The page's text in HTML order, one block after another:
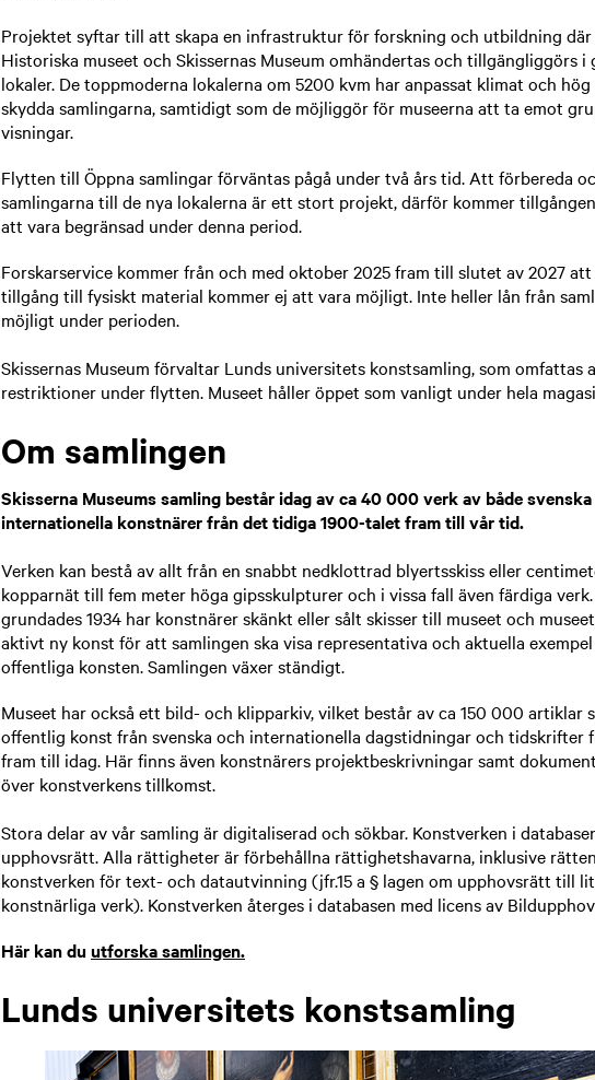
Projektet syftar till att skapa en infrastruktur för forskning och utbildning där
Historiska museet och Skissernas Museum omhändertas och tillgängliggörs i
lokaler. De toppmoderna lokalerna om 5200 kvm har anpassat klimat och
skydda samlingarna, samtidigt som de möjliggör för museerna att ta emot
visningar.
Flytten till Öppna samlingar förväntas pågå under två års tid. Att förbereda
samlingarna till de nya lokalerna är ett stort projekt, därför kommer
att vara begränsad under denna period.
Forskarservice kommer från och med oktober 2025 fram till slutet av 2027 att
tillgång till fysiskt material kommer ej att vara möjligt. Inte heller lån från
möjligt under perioden.
Skissernas Museum förvaltar Lunds universitets konstsamling, som omfattas
restriktioner under flytten. Museet håller öppet som vanligt under hela
Om samlingen
Skisserna Museums samling består idag av ca 40 000 verk av både
internationella konstnärer från det tidiga 1900-talet fram till vår tid.
Verken kan bestå av allt från en snabbt nedklottrad blyertsskiss eller
kopparnät till fem meter höga gipsskulpturer och i vissa fall även färdiga verk.
grundades 1934 har konstnärer skänkt eller sålt skisser till museet och
aktivt ny konst för att samlingen ska visa representativa och aktuella
offentliga konsten. Samlingen växer ständigt.
Museet har också ett bild- och klipparkiv, vilket består av ca 150 000 artiklar
offentlig konst från svenska och internationella dagstidningar och tidskrifter
fram till idag. Här finns även konstnärers projektbeskrivningar samt
över konstverkens tillkomst.
Stora delar av vår samling är digitaliserad och sökbar. Konstverken i
upphovsrätt. Alla rättigheter är förbehållna rättighetshavarna, inklusive
konstverken för text- och datautvinning (jfr.15 a § lagen om upphovsrätt till
konstnärliga verk). Konstverken återges i databasen med licens av
Här kan du utforska samlingen.
Lunds universitets konstsamling